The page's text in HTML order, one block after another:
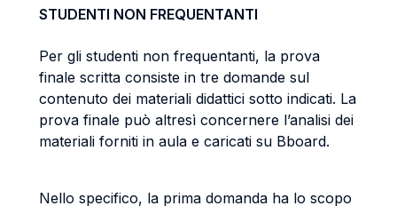
STUDENTI NON FREQUENTANTI
Per gli studenti non frequentanti, la prova
finale scritta consiste in tre domande sul
contenuto dei materiali didattici sotto indicati. La
prova finale può altresì concernere l’analisi dei
materiali forniti in aula e caricati su Bboard.
Nello specifico, la prima domanda ha lo scopo